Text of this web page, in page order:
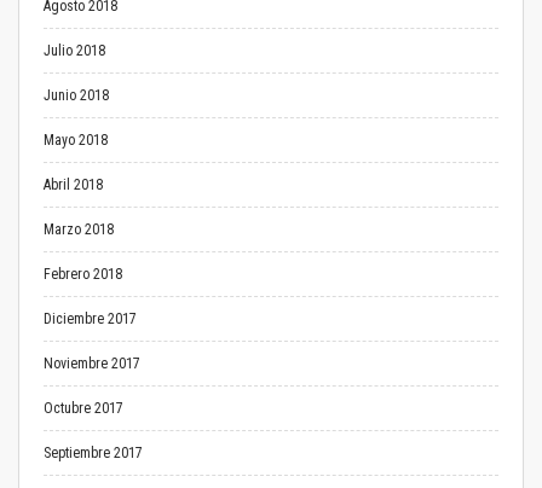
Agosto 2018
Julio 2018
Junio 2018
Mayo 2018
Abril 2018
Marzo 2018
Febrero 2018
Diciembre 2017
Noviembre 2017
Octubre 2017
Septiembre 2017